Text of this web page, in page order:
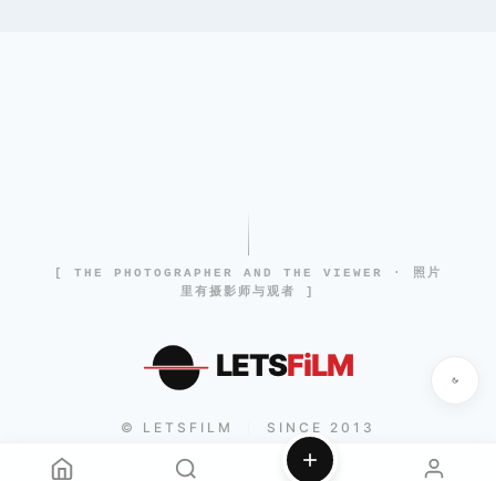
[ THE PHOTOGRAPHER AND THE VIEWER · 照片
里有摄影师与观者 ]
LETSFiLM
© LETSFILM SINCE 2013